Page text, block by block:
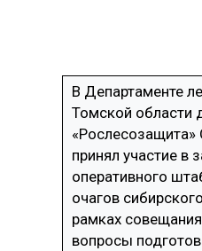
ЛЕСОВОССТАНОВЛЕНИЕ И
ЛОГИСТИКА
ПРОИЗВОДСТВО ДРЕВЕСНЫХ
КОМПЛЕКСНАЯ ПЕРЕРАБОТКА
ТЕМАТИЧЕСКИЕ ПРОЕКТЫ
В Департаменте
Томской области
«Рослесозащита»
принял участие в
оперативного
очагов
рамках
вопросы